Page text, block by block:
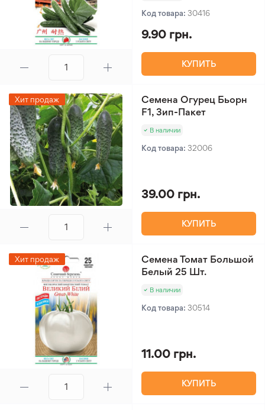
Код товара: 30416
9.90 грн.
КУПИТЬ
Хит продаж
Семена Огурец Бьорн
F1, Зип-Пакет
В наличии
Код товара: 32006
39.00 грн.
КУПИТЬ
Хит продаж
Семена Томат Большой
Белый 25 Шт.
В наличии
Код товара: 30514
11.00 грн.
КУПИТЬ